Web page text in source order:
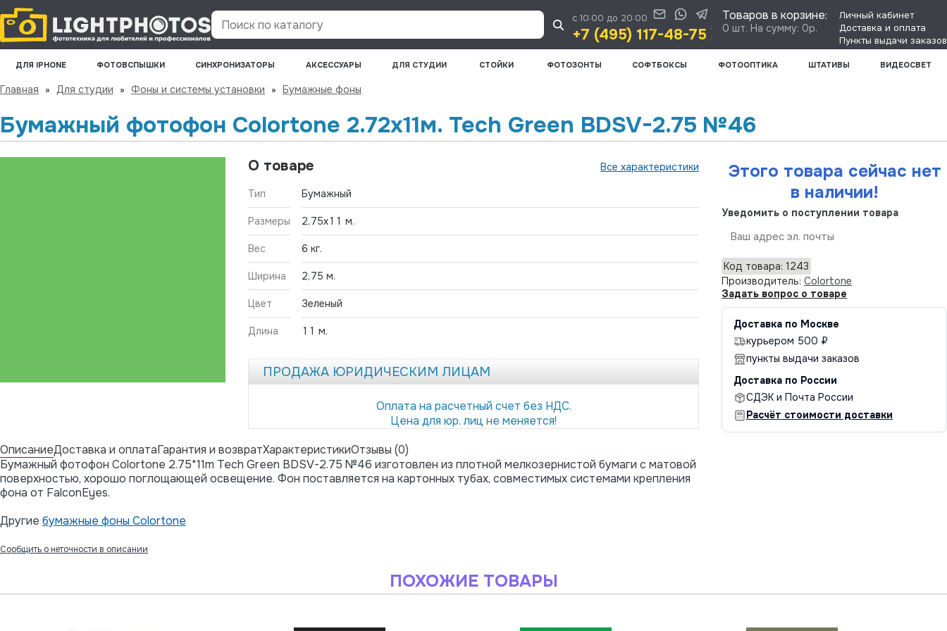
Поиск по каталогу
Личный кабинет
Доставка и оплата
Пункты выдачи заказов
Товаров в корзине:
0 шт. На сумму: 0р.
с 10:00 до 20:00
+7 (495) 117-48-75
ДЛЯ IPHONE ФОТОВСПЫШКИ СИНХРОНИЗАТОРЫ АКСЕССУАРЫ ДЛЯ СТУДИИ СТОЙКИ ФОТОЗОНТЫ СОФТБОКСЫ ФОТООПТИКА ШТАТИВЫ ВИДЕОСВЕТ
Главная » Для студии » Фоны и системы установки » Бумажные фоны
Бумажный фотофон Colortone 2.72x11м. Tech Green BDSV-2.75 №46
ПРОДАЖА ЮРИДИЧЕСКИМ ЛИЦАМ
Оплата на расчетный счет без НДС.
Цена для юр. лиц не меняется!
О товаре Все характеристики
Тип Бумажный
Размеры 2,75x11 м.
Вес 6 кг.
Ширина 2,75 м.
Цвет Зеленый
Длина 11 м.
Этого товара сейчас нет
в наличии!
Уведомить о поступлении товара
Код товара: 1243
Производитель: Colortone
Задать вопрос о товаре
Доставка по Москве
курьером 500 ₽
пункты выдачи заказов
Доставка по России
СДЭК и Почта России
Расчёт стоимости доставки
ОписаниеДоставка и оплатаГарантия и возвратХарактеристикиОтзывы (0)
Бумажный фотофон Colortone 2.75*11m Tech Green BDSV-2.75 №46 изготовлен из плотной мелкозернистой бумаги с матовой
поверхностью, хорошо поглощающей освещение. Фон поставляется на картонных тубах, совместимых системами крепления
фона от FalconEyes.
Другие бумажные фоны Colortone
Сообщить о неточности в описании
ПОХОЖИЕ ТОВАРЫ